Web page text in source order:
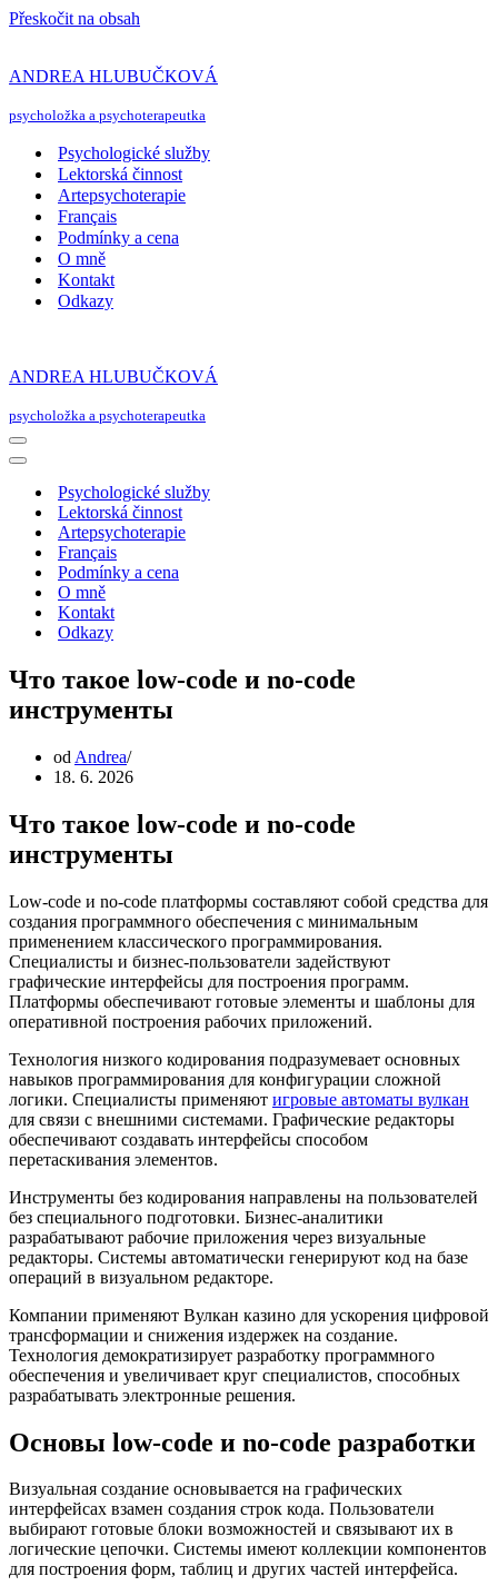
Přeskočit na obsah
ANDREA HLUBUČKOVÁ
psycholožka a psychoterapeutka
Psychologické služby
Lektorská činnost
Artepsychoterapie
Français
Podmínky a cena
O mně
Kontakt
Odkazy
ANDREA HLUBUČKOVÁ
psycholožka a psychoterapeutka
Navigační
menu
Navigační
Psychologické služby
Lektorská činnost
Artepsychoterapie
Français
Podmínky a cena
O mně
Kontakt
Odkazy
Что такое low-code и no-code
инструменты
od Andrea
18. 6. 2026
Что такое low-code и no-code
инструменты
Low-code и no-code платформы составляют собой средства для
создания программного обеспечения с минимальным
применением классического программирования.
Специалисты и бизнес-пользователи задействуют
графические интерфейсы для построения программ.
Платформы обеспечивают готовые элементы и шаблоны для
оперативной построения рабочих приложений.
Технология низкого кодирования подразумевает основных
навыков программирования для конфигурации сложной
логики. Специалисты применяют игровые автоматы вулкан
для связи с внешними системами. Графические редакторы
обеспечивают создавать интерфейсы способом
перетаскивания элементов.
Инструменты без кодирования направлены на пользователей
без специального подготовки. Бизнес-аналитики
разрабатывают рабочие приложения через визуальные
редакторы. Системы автоматически генерируют код на базе
операций в визуальном редакторе.
Компании применяют Вулкан казино для ускорения цифровой
трансформации и снижения издержек на создание.
Технология демократизирует разработку программного
обеспечения и увеличивает круг специалистов, способных
разрабатывать электронные решения.
Основы low-code и no-code разработки
Визуальная создание основывается на графических
интерфейсах взамен создания строк кода. Пользователи
выбирают готовые блоки возможностей и связывают их в
логические цепочки. Системы имеют коллекции компонентов
для построения форм, таблиц и других частей интерфейса.